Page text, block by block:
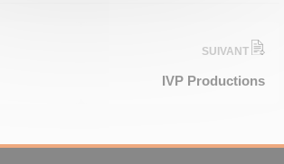
SUIVANT
IVP Productions